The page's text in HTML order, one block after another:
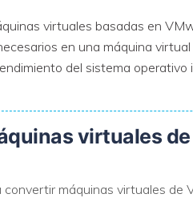
virtuales basadas en
en una máquina
del sistema operativo
virtuales
máquinas virtuales de